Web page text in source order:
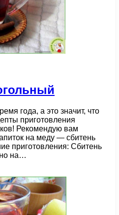
года, а это значит, что
приготовления
Рекомендую вам
на меду — сбитень
приготовления: Сбитень
на…